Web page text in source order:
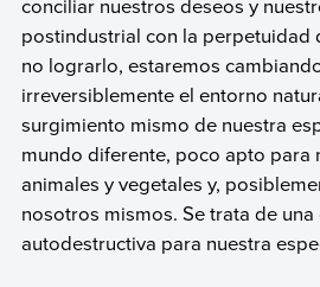
conciliar nuestros deseos y
postindustrial con la perpetuidad
no lograrlo, estaremos
irreversiblemente el entorno
surgimiento mismo de nuestra
mundo diferente, poco apto para
animales y vegetales y,
nosotros mismos. Se trata de una
autodestructiva para nuestra